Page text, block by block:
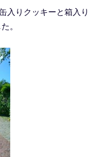
入りクッキーと箱入り
。